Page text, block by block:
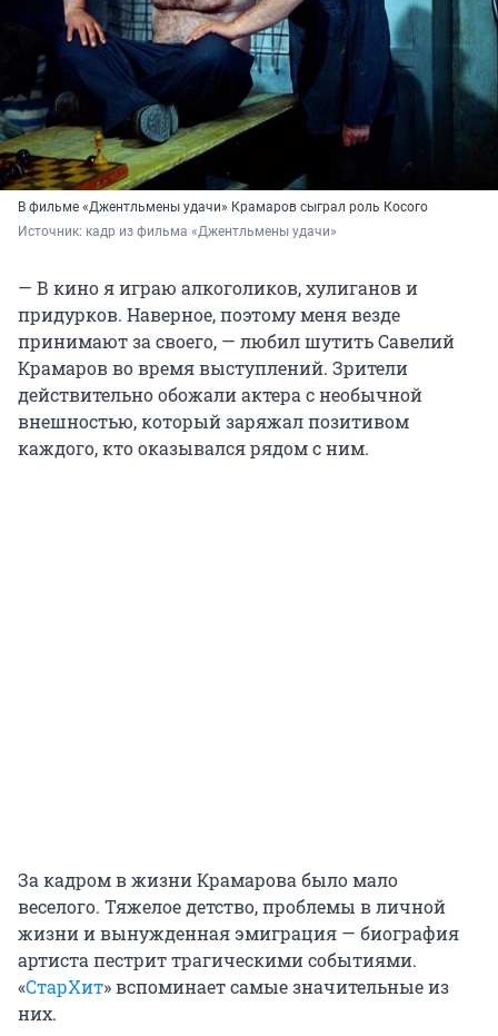
В фильме «Джентльмены удачи» Крамаров сыграл роль Косого
Источник: кадр из фильма «Джентльмены удачи»
— В кино я играю алкоголиков, хулиганов и
придурков. Наверное, поэтому меня везде
принимают за своего, — любил шутить Савелий
Крамаров во время выступлений. Зрители
действительно обожали актера с необычной
внешностью, который заряжал позитивом
каждого, кто оказывался рядом с ним.
За кадром в жизни Крамарова было мало
веселого. Тяжелое детство, проблемы в личной
жизни и вынужденная эмиграция — биография
артиста пестрит трагическими событиями.
«СтарХит» вспоминает самые значительные из
них.